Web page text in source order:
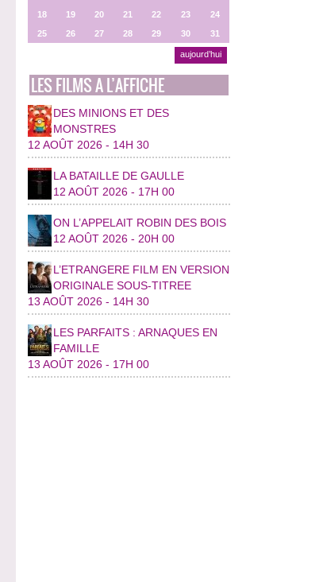
18
19 20 21 22 23
24
25
26 27 28 29 30 31
aujourd’hui
LES FILMS A L’AFFICHE
DES MINIONS ET DES
MONSTRES
12 AOÛT 2026 - 14H 30
LA BATAILLE DE GAULLE
12 AOÛT 2026 - 17H 00
ON L’APPELAIT ROBIN DES BOIS
12 AOÛT 2026 - 20H 00
L’ETRANGERE FILM EN VERSION
ORIGINALE SOUS-TITREE
13 AOÛT 2026 - 14H 30
LES PARFAITS : ARNAQUES EN
FAMILLE
13 AOÛT 2026 - 17H 00